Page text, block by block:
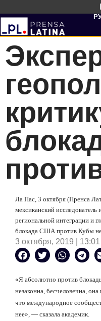
Ла Пас, 3 октября (Пренса
мексиканский
региональной интеграции и
блокада США против Кубы
3 октября, 2019 | 13:01
«Я абсолютно против
незаконна, бесчеловечна,
что международное
нее», — сказала академик.